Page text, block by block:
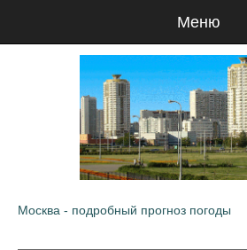
Меню
Москва - подробный прогноз погоды